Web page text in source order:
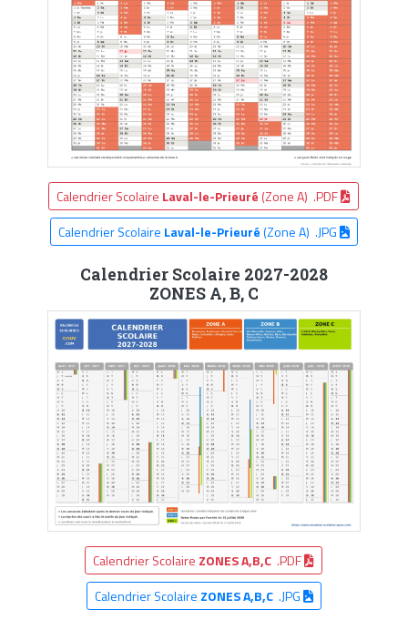
Calendrier Scolaire Laval-le-Prieuré (Zone A) .PDF
Calendrier Scolaire Laval-le-Prieuré(Zone A) .JPG
Calendrier Scolaire 2027-2028
ZONES A, B, C
Calendrier Scolaire ZONES A,B,C .PDF
Calendrier Scolaire ZONES A,B,C.JPG